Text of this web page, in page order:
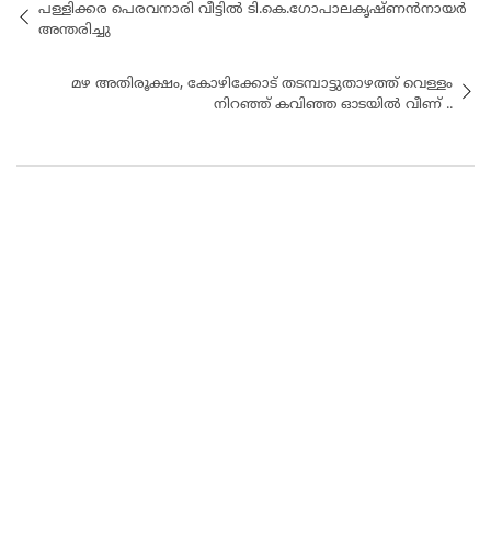
പള്ളിക്കര പെരവനാരി വീട്ടിൽ ടി.കെ.ഗോപാലകൃഷ്ണൻനായർ
അന്തരിച്ചു
മഴ അതിരൂക്ഷം, കോഴിക്കോട് തടമ്പാട്ടുതാഴത്ത് വെള്ളം
നിറഞ്ഞ് കവിഞ്ഞ ഓടയില്‍ വീണ് ..